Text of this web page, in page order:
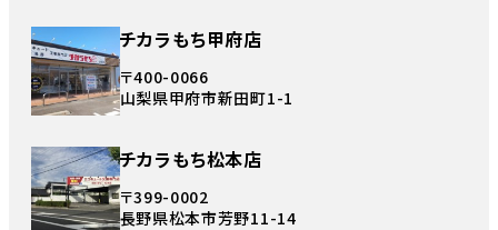
チカラもち甲府店
〒400-0066
山梨県甲府市新田町1-1
チカラもち松本店
〒399-0002
長野県松本市芳野11-14